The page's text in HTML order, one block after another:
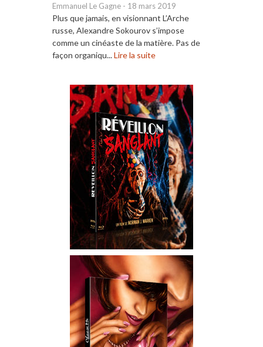
Emmanuel Le Gagne - 18 mars 2019
Plus que jamais, en visionnant L’Arche
russe, Alexandre Sokourov s’impose
comme un cinéaste de la matière. Pas de
façon organiqu...Lire la suite